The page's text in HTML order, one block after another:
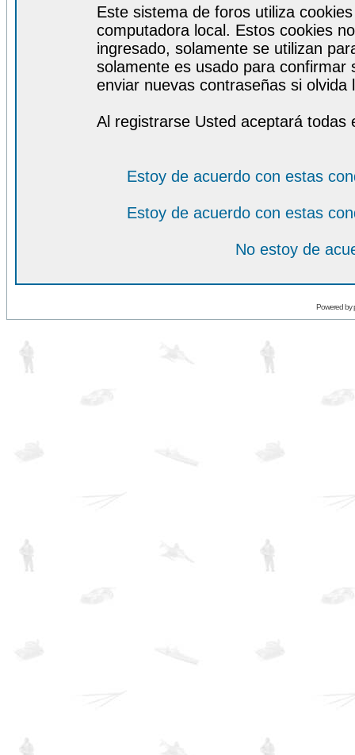
Este sistema de foros utiliza
computadora local. Estos cookies
ingresado, solamente se utilizan
solamente es usado para
enviar nuevas contraseñas si olvida
Al registrarse Usted aceptará todas
Estoy de acuerdo con estas
Estoy de acuerdo con estas
No estoy de
Powered by